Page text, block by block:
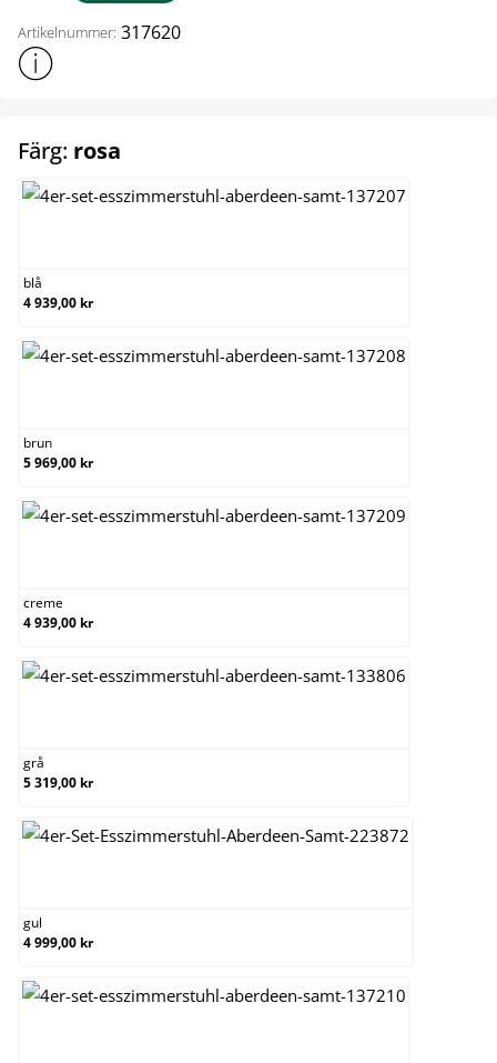
Artikelnummer: 317620
Visa mer produktinformation
Färg: rosa
blå
4 939,00 kr
brun
5 969,00 kr
creme
4 939,00 kr
grå
5 319,00 kr
gul
4 999,00 kr